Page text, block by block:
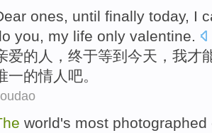
ones, until finally today, I
you, my life only valentine.
爱的 人， 终于等到 今天 ， 我才
一的情人吧。
world's most photographed